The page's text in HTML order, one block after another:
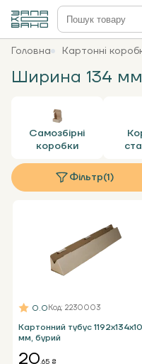
Головна Картонні
Ширина 134 мм
Самозбірні
коробки
Фільтр(1)
Картонний тубус
мм, бурий
0.0Код: 2230003
20.65 ₴